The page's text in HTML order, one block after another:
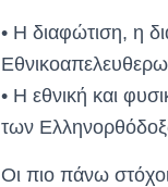
• Η διαφώτιση, η
• Η εθνική και
των
Οι πιο πάνω